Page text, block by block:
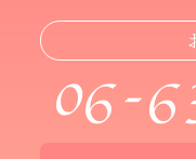
06-